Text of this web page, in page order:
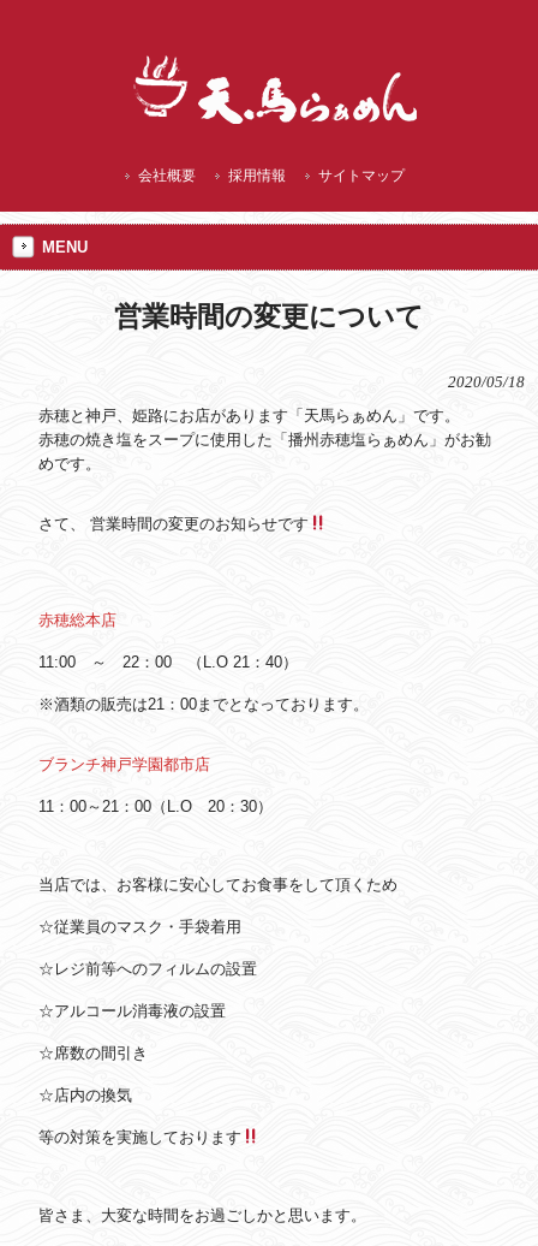
会社概要 採用情報 サイトマップ
MENU
営業時間の変更について
2020/05/18
赤穂と神戸、姫路にお店があります「天馬らぁめん」です。
赤穂の焼き塩をスープに使用した「播州赤穂塩らぁめん」がお勧
めです。
さて、 営業時間の変更のお知らせです
赤穂総本店
11:00 ～ 22：00 （L.O 21：40）
※酒類の販売は21：00までとなっております。
ブランチ神戸学園都市店
11：00～21：00（L.O 20：30）
当店では、お客様に安心してお食事をして頂くため
☆従業員のマスク・手袋着用
☆レジ前等へのフィルムの設置
☆アルコール消毒液の設置
☆席数の間引き
☆店内の換気
等の対策を実施しております
皆さま、大変な時間をお過ごしかと思います。